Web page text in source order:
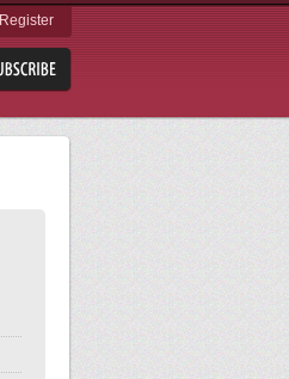
Register